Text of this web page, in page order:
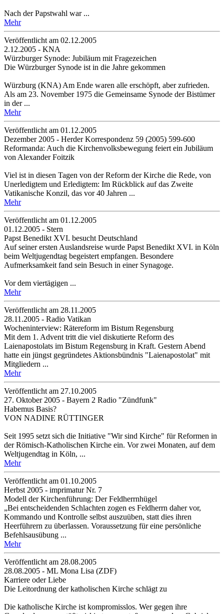
Nach der Papstwahl war ...
Mehr
Veröffentlicht am 02­.12.2005
2.12.2005 - KNA
Würzburger Synode: Jubiläum mit Fragezeichen
Die Würzburger Synode ist in die Jahre gekommen
Würzburg (KNA) Am Ende waren alle erschöpft, aber zufrieden.
Als am 23. November 1975 die Gemeinsame Synode der Bistümer
in der ...
Mehr
Veröffentlicht am 01­.12.2005
Dezember 2005 - Herder Korrespondenz 59 (2005) 599-600
Reformanda: Auch die Kirchenvolksbewegung feiert ein Jubiläum
von Alexander Foitzik
Viel ist in diesen Tagen von der Reform der Kirche die Rede, von
Unerledigtem und Erledigtem: Im Rückblick auf das Zweite
Vatikanische Konzil, das vor 40 Jahren ...
Mehr
Veröffentlicht am 01­.12.2005
01.12.2005 - Stern
Papst Benedikt XVI. besucht Deutschland
Auf seiner ersten Auslandsreise wurde Papst Benedikt XVI. in Köln
beim Weltjugendtag begeistert empfangen. Besondere
Aufmerksamkeit fand sein Besuch in einer Synagoge.
Vor dem viertägigen ...
Mehr
Veröffentlicht am 28­.11.2005
28.11.2005 - Radio Vatikan
Wocheninterview: Rätereform im Bistum Regensburg
Mit dem 1. Advent tritt die viel diskutierte Reform des
Laienapostolats im Bistum Regensburg in Kraft. Gestern Abend
hatte ein jüngst gegründetes Aktionsbündnis "Laienapostolat" mit
Mitgliedern ...
Mehr
Veröffentlicht am 27­.10.2005
27. Oktober 2005 - Bayern 2 Radio "Zündfunk"
Habemus Basis?
VON NADINE RÜTTINGER
Seit 1995 setzt sich die Initiative "Wir sind Kirche" für Reformen in
der Römisch-Katholischen Kirche ein. Vor zwei Monaten, auf dem
Weltjugendtag in Köln, ...
Mehr
Veröffentlicht am 01­.10.2005
Herbst 2005 - imprimatur Nr. 7
Modell der Kirchenführung: Der Feldherrnhügel
„Bei entscheidenden Schlachten zogen es Feldherrn daher vor,
Kommando und Kontrolle selbst auszuüben, statt dies ihren
Heerführern zu überlassen. Voraussetzung für eine persönliche
Befehlsausübung ...
Mehr
Veröffentlicht am 28­.08.2005
28.08.2005 - ML Mona Lisa (ZDF)
Karriere oder Liebe
Die Leitordnung der katholischen Kirche schlägt zu
Die katholische Kirche ist kompromisslos. Wer gegen ihre